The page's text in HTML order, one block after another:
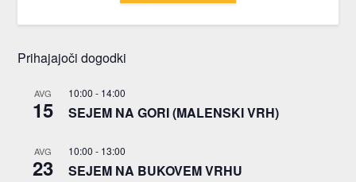
Prihajajoči dogodki
AVG
15
10:00 - 14:00
SEJEM NA GORI (MALENSKI VRH)
AVG
23
10:00 - 13:00
SEJEM NA BUKOVEM VRHU